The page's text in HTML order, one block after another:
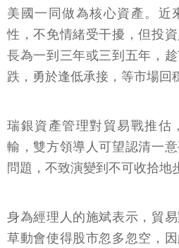
美國一同做為核心資產。近
性，不免情緒受干擾，但投
長為一到三年或三到五年，
跌，勇於逢低承接，等市場回
瑞銀資產管理對貿易戰推估
輸，雙方領導人可望認清一
問題，不致演變到不可收拾地
身為經理人的施斌表示，貿
草動會使得股市忽多忽空，